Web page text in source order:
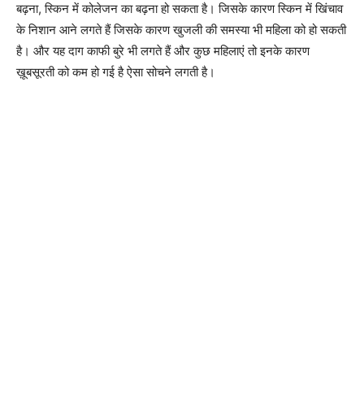
बढ़ना, स्किन में कोलेजन का बढ़ना हो सकता है। जिसके कारण स्किन में खिंचाव
के निशान आने लगते हैं जिसके कारण खुजली की समस्या भी महिला को हो सकती
है। और यह दाग काफी बुरे भी लगते हैं और कुछ महिलाएं तो इनके कारण
ख़ूबसूरती को कम हो गई है ऐसा सोचने लगती है।